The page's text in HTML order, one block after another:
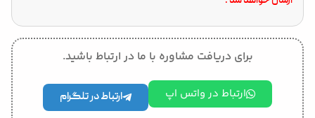
برای دریافت مشاوره با ما در ارتباط باشید.
ارتباط در واتس اپ ارتباط در تلگرام